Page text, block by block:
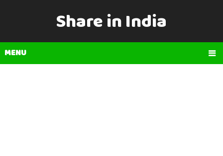
Share in India
MENU